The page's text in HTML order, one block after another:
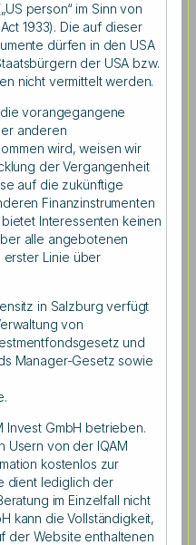
und institutionelle
Lunch-Einladung
Vienna gefolgt. „Die
Intelligenz
und im Rahmen
mit dem Publikum
CIO und
fördern
steht in den
Herausforderungen
und
Die kurz- und
hängen von
um die
Kapitalmärkte müssen
Souveränität fördern“,
Turyna, Direktorin,
in ihrem
person“ im Sinn von
1933). Die auf dieser
dürfen in den USA
der USA bzw.
nicht vermittelt werden.
vorangegangene
anderen
wird, weisen wir
der Vergangenheit
auf die zukünftige
Finanzinstrumenten
Interessenten keinen
alle angebotenen
erster Linie über
in Salzburg verfügt
von
und
Manager-Gesetz sowie
Invest GmbH betrieben.
Usern von der IQAM
kostenlos zur
dient lediglich der
im Einzelfall nicht
kann die Vollständigkeit,
der Website enthaltenen